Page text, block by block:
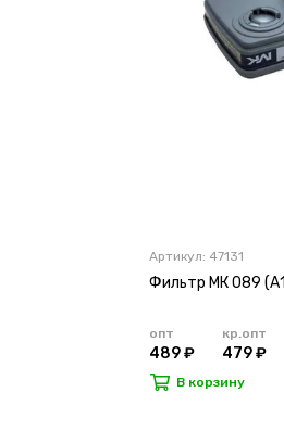
Артикул: 47131
Фильтр МК 089
опт
489 ₽
кр.опт
479 ₽
В корзину